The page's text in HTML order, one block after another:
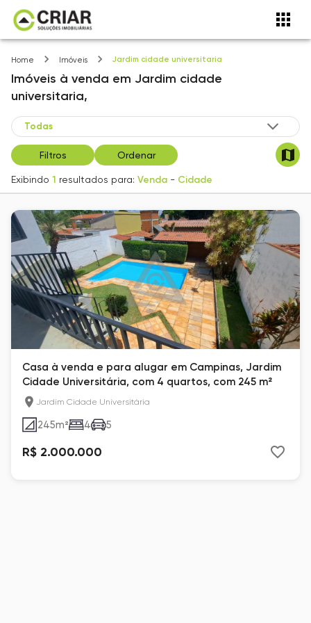
Home Imóveis Jardim cidade universitaria
Imóveis à venda em Jardim cidade
universitaria,
Filtros Ordenar
Exibindo 1 resultados para: Venda - Cidade
Casa à venda e para alugar em Campinas, Jardim
Cidade Universitária, com 4 quartos, com 245 m²
Jardim Cidade Universitária
245m² 4 5
R$ 2.000.000